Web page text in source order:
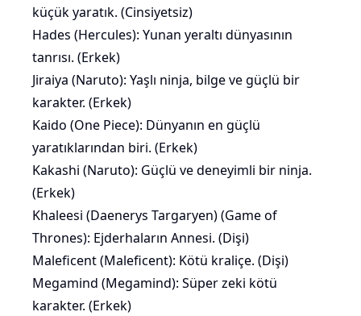
küçük yaratık. (Cinsiyetsiz)
Hades (Hercules): Yunan yeraltı dünyasının
tanrısı. (Erkek)
Jiraiya (Naruto): Yaşlı ninja, bilge ve güçlü bir
karakter. (Erkek)
Kaido (One Piece): Dünyanın en güçlü
yaratıklarından biri. (Erkek)
Kakashi (Naruto): Güçlü ve deneyimli bir ninja.
(Erkek)
Khaleesi (Daenerys Targaryen) (Game of
Thrones): Ejderhaların Annesi. (Dişi)
Maleficent (Maleficent): Kötü kraliçe. (Dişi)
Megamind (Megamind): Süper zeki kötü
karakter. (Erkek)